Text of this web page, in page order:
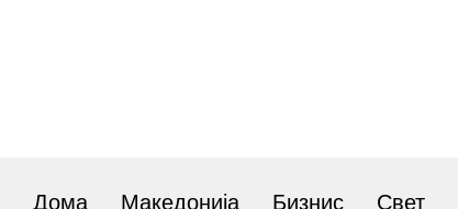
Дома Македонија Бизнис Свет